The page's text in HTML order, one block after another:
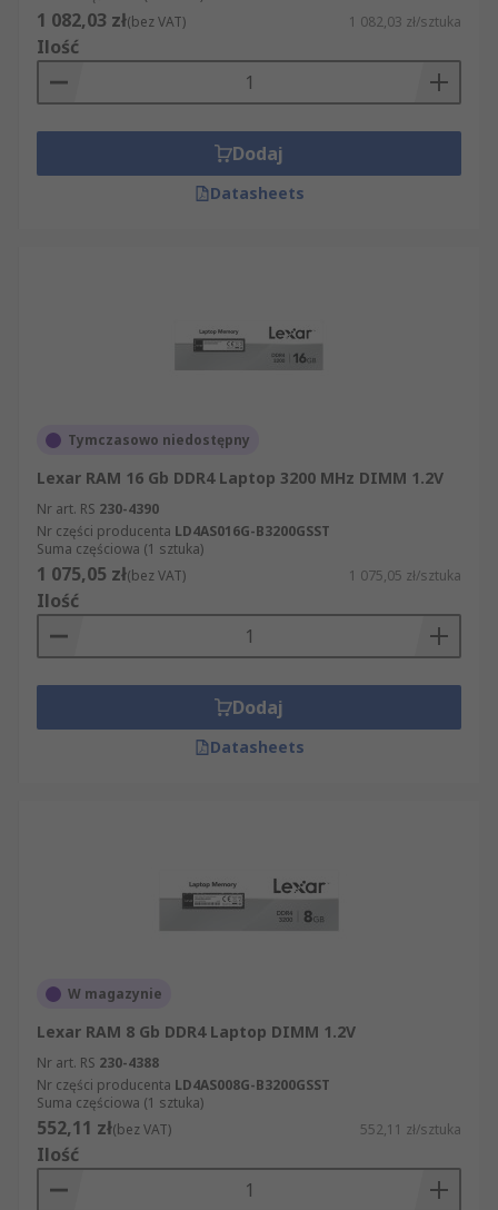
1 082,03 zł(bez VAT) 1 082,03 zł/sztuka
Ilość
Dodaj
Datasheets
Tymczasowo niedostępny
Lexar RAM 16 Gb DDR4 Laptop 3200 MHz DIMM 1.2V
Nr art. RS 230-4390
Nr części producenta LD4AS016G-B3200GSST
Suma częściowa (1 sztuka)
1 075,05 zł(bez VAT) 1 075,05 zł/sztuka
Ilość
Dodaj
Datasheets
W magazynie
Lexar RAM 8 Gb DDR4 Laptop DIMM 1.2V
Nr art. RS 230-4388
Nr części producenta LD4AS008G-B3200GSST
Suma częściowa (1 sztuka)
552,11 zł(bez VAT) 552,11 zł/sztuka
Ilość